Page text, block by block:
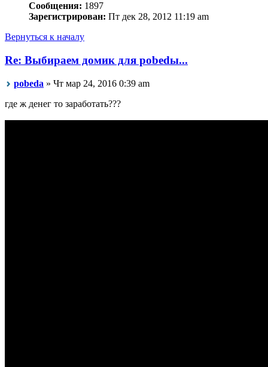
Сообщения: 1897
Зарегистрирован: Пт дек 28, 2012 11:19 am
Вернуться к началу
Re: Выбираем домик для pobedы...
pobeda » Чт мар 24, 2016 0:39 am
где ж денег то заработать???